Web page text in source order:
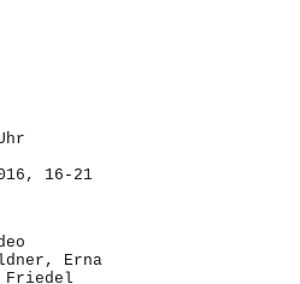
16-21
Erna
Friedel